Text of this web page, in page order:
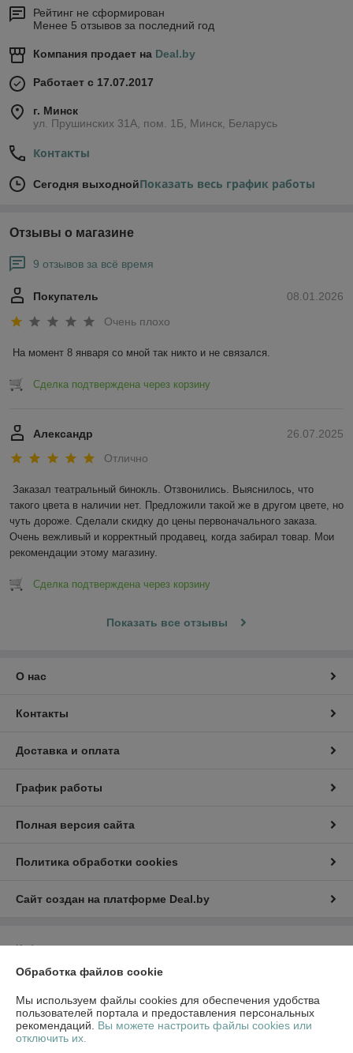
Рейтинг не сформирован
Менее 5 отзывов за последний год
Компания продает на Deal.by
Работает с 17.07.2017
г. Минск
ул. Прушинских 31А, пом. 1Б, Минск, Беларусь
Контакты
Сегодня выходнойПоказать весь график работы
Отзывы о магазине
9 отзывов за всё время
08.01.2026
Покупатель
Очень плохо
На момент 8 января со мной так никто и не связался.
Сделка подтверждена через корзину
26.07.2025
Александр
Отлично
Заказал театральный бинокль. Отзвонились. Выяснилось, что
такого цвета в наличии нет. Предложили такой же в другом цвете, но
чуть дороже. Сделали скидку до цены первоначального заказа.
Очень вежливый и корректный продавец, когда забирал товар. Мои
рекомендации этому магазину.
Сделка подтверждена через корзину
Показать все отзывы
О нас
Контакты
Доставка и оплата
График работы
Полная версия сайта
Политика обработки cookies
Сайт создан на платформе Deal.by
Информация для покупателя
Юридическое лицо:ООО "Стромес"
Регистрационный номер ЕГР: 491327815
УНП: 491327815
Обработка файлов cookie
Мы используем файлы cookies для обеспечения удобства
пользователей портала и предоставления персональных
рекомендаций. Вы можете настроить файлы cookies или
отключить их.